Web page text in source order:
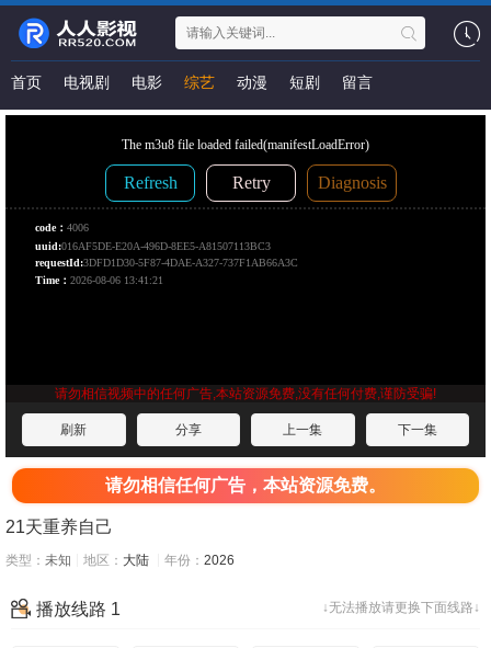
首页 电视剧 电影 综艺 动漫 短剧 留言
请勿相信视频中的任何广告,本站资源免费,没有任何付费,谨防受骗!
刷新 分享 上一集 下一集
请勿相信任何广告，本站资源免费。
21天重养自己
类型： 未知 地区： 大陆 年份： 2026
↓无法播放请更换下面线路↓
播放线路 1